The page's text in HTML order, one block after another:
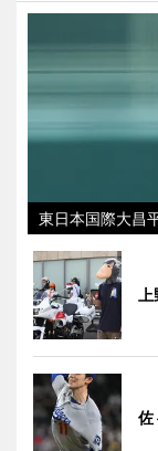
東日本国際大昌
佐